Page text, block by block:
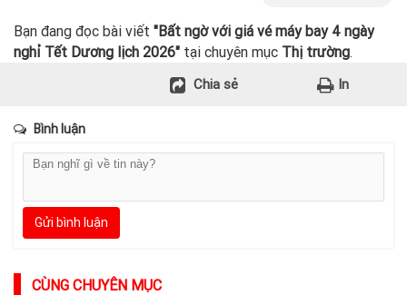
Bạn đang đọc bài viết "Bất ngờ với giá vé máy bay 4 ngày
nghỉ Tết Dương lịch 2026" tại chuyên mục Thị trường.
Chia sẻ In
Bình luận
Gửi bình luận
CÙNG CHUYÊN MỤC